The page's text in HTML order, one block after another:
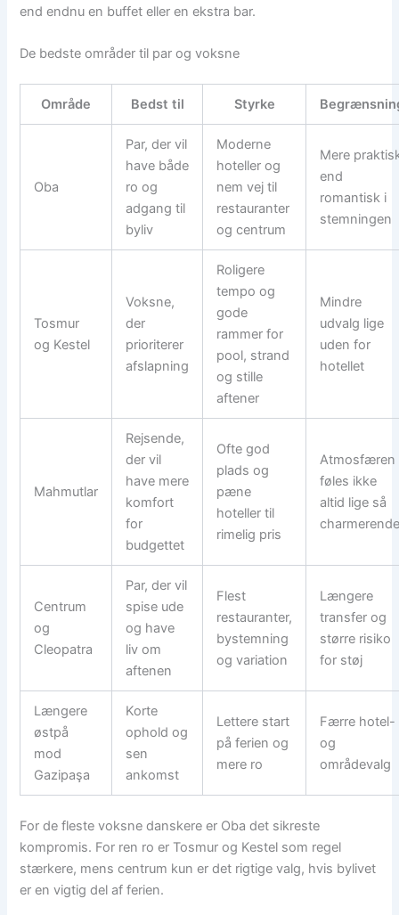
end endnu en buffet eller en ekstra bar.
De bedste områder til par og voksne
Område Bedst til Styrke
Oba
Par, der vil
have både
ro og
adgang til
byliv
Moderne
hoteller og
nem vej til
restauranter
og centrum
Mere
end
romantisk i
stemningen
Tosmur
og Kestel
Voksne,
der
prioriterer
afslapning
Roligere
tempo og
gode
rammer for
pool, strand
og stille
aftener
Mindre
udvalg lige
uden for
hotellet
Mahmutlar
Rejsende,
der vil
have mere
komfort
for
budgettet
Ofte god
plads og
pæne
hoteller til
rimelig pris
Atmosfæren
føles ikke
altid lige så
Centrum
og
Cleopatra
Par, der vil
spise ude
og have
liv om
aftenen
Flest
restauranter,
bystemning
og variation
Længere
transfer og
større risiko
for støj
Længere
østpå
mod
Gazipaşa
Korte
ophold og
sen
ankomst
Lettere start
på ferien og
mere ro
Færre hotel-
og
områdevalg
For de fleste voksne danskere er Oba det sikreste
kompromis. For ren ro er Tosmur og Kestel som regel
stærkere, mens centrum kun er det rigtige valg, hvis bylivet
er en vigtig del af ferien.